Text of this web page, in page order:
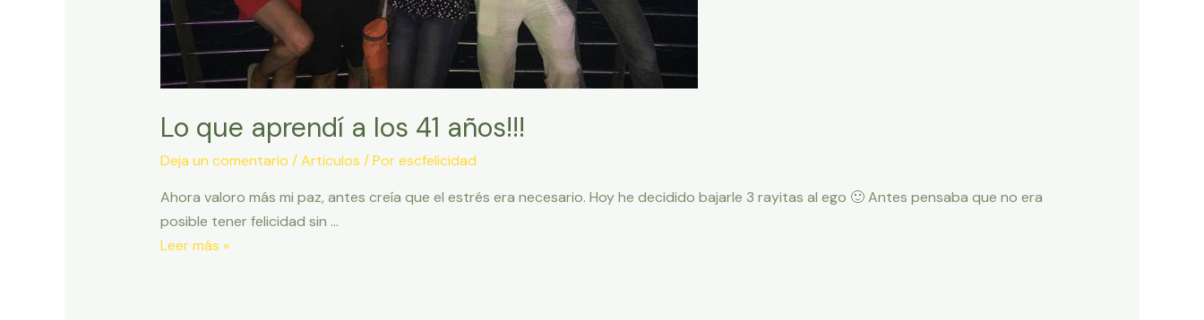
Lo que aprendí a los 41 años!!!
Deja un comentario /Articulos / Porescfelicidad
Ahora valoro más mi paz, antes creía que el estrés era necesario. Hoy he decidido bajarle 3 rayitas al ego 🙂 Antes pensaba que no era
posible tener felicidad sin …
Lo
Leer más »